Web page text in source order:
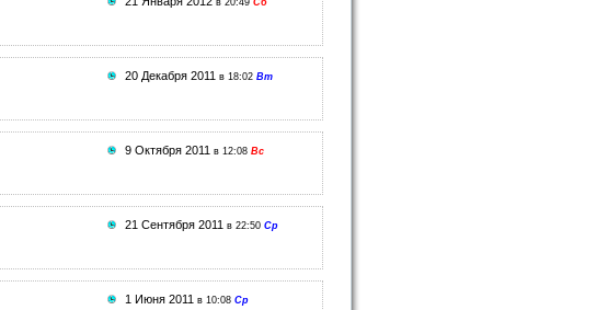
в 20:49 Сб
20 Декабря 2011 в 18:02 Вт
9 Октября 2011 в 12:08 Вс
21 Сентября 2011 в 22:50 Ср
1 Июня 2011 в 10:08 Ср